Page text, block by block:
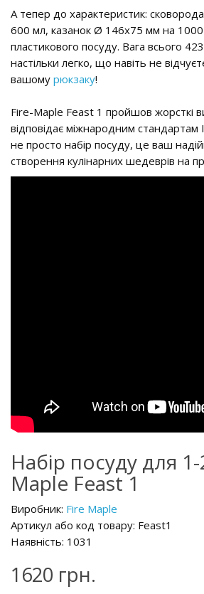
А тепер до характеристик:
600 мл, казанок Ø 146x75 мм на
пластикового посуду. Вага всього
настільки легко, що навіть не
вашому рюкзаку!
Fire-Maple Feast 1 пройшов жорсткі
відповідає міжнародним
не просто набір посуду, це ваш
створення кулінарних шедеврів на
Набір посуду для
Maple Feast 1
Виробник: Fire Maple
Артикул або код товару: Feast1
Наявність: 1031
1620 грн.